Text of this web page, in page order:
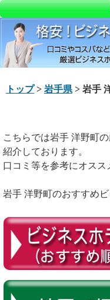
トップ> 岩手県 > 岩手
こちらでは岩手 洋野町
紹介しております。
口コミ等を参考にオスス
岩手 洋野町のおすすめ